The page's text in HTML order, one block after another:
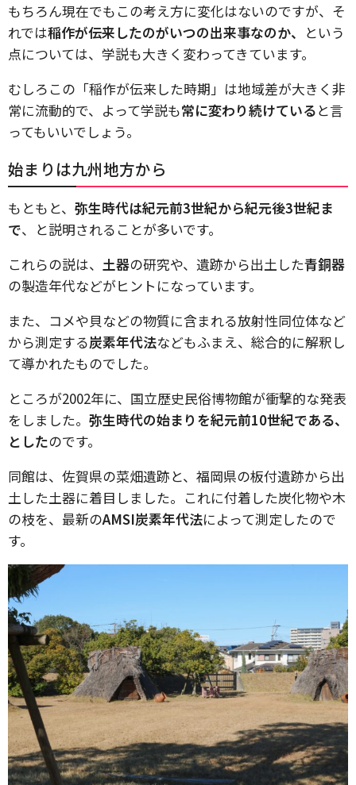
もちろん現在でもこの考え方に変化はないのですが、そ
れでは稲作が伝来したのがいつの出来事なのか、 という
点については、学説も大きく変わってきています。
むしろこの「稲作が伝来した時期」は地域差が大きく非
常に流動的で、よって学説も常に変わり続けていると言
ってもいいでしょう。
始まりは九州地方から
もともと、 弥生時代は紀元前3世紀から紀元後3世紀ま
で、と説明されることが多いです。
これらの説は、 土器の研究や、遺跡から出土した青銅器
の製造年代などがヒントになっています。
また、コメや貝などの物質に含まれる放射性同位体など
から測定する炭素年代法などもふまえ、総合的に解釈し
て導かれたものでした。
ところが2002年に、国立歴史民俗博物館が衝撃的な発表
をしました。 弥生時代の始まりを紀元前10世紀である、
としたのです。
同館は、佐賀県の菜畑遺跡と、福岡県の板付遺跡から出
土した土器に着目しました。これに付着した炭化物や木
の枝を、最新のAMSI炭素年代法によって測定したので
す。